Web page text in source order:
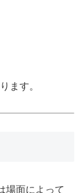
ます。
場面によって